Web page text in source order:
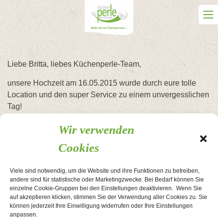
Wir verwenden
Cookies
Viele sind notwendig, um die Website und ihre Funktionen zu betreiben,
andere sind für statistische oder Marketingzwecke. Bei Bedarf können Sie
einzelne Cookie-Gruppen bei den Einstellungen deaktivieren. Wenn Sie
auf akzeptieren klicken, stimmen Sie der Verwendung aller Cookies zu. Sie
können jederzeit Ihre Einwilligung widerrufen oder Ihre Einstellungen
anpassen.
Skip
content
Liebe Britta, liebes Küchenperle-Team,
unsere Hochzeit am 16.05.2015 wurde durch eure tolle
Location und den super Service zu einem unvergesslichen
Tag!
Alle Speisen und Getränke wurden nach unserem Wunsch
und haben uns und die ganze Gesellschaft
Das freundliche Service-Team begeisterte alle Gäste und
hat keinen Wunsch offen gelassen.
Noch einmal vielen, vielen Dank für diesen
wunderschönen Tag!